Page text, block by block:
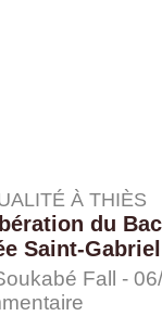
À THIÈS
du
Saint-
Fall -